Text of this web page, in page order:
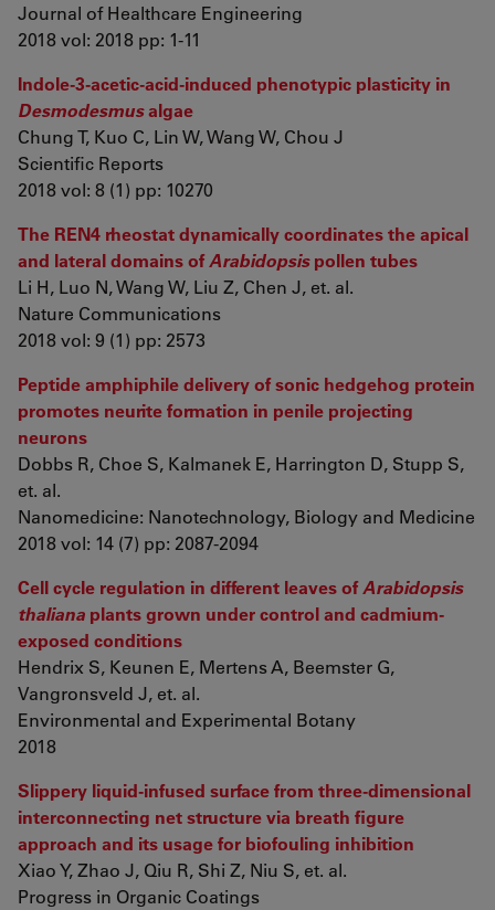
Journal of Healthcare Engineering
2018 vol: 2018 pp: 1-11
Indole-3-acetic-acid-induced phenotypic plasticity in
Desmodesmusalgae
Chung T, Kuo C, Lin W, Wang W, Chou J
Scientific Reports
2018 vol: 8 (1) pp: 10270
The REN4 rheostat dynamically coordinates the apical
and lateral domains ofArabidopsispollen tubes
Li H, Luo N, Wang W, Liu Z, Chen J, et. al.
Nature Communications
2018 vol: 9 (1) pp: 2573
Peptide amphiphile delivery of sonic hedgehog protein
promotes neurite formation in penile projecting
neurons
Dobbs R, Choe S, Kalmanek E, Harrington D, Stupp S,
et. al.
Nanomedicine: Nanotechnology, Biology and Medicine
2018 vol: 14 (7) pp: 2087-2094
Cell cycle regulation in different leaves ofArabidopsis
thaliana plants grown under control and cadmium-
exposed conditions
Hendrix S, Keunen E, Mertens A, Beemster G,
Vangronsveld J, et. al.
Environmental and Experimental Botany
2018
Slippery liquid-infused surface from three-dimensional
interconnecting net structure via breath figure
approach and its usage for biofouling inhibition
Xiao Y, Zhao J, Qiu R, Shi Z, Niu S, et. al.
Progress in Organic Coatings